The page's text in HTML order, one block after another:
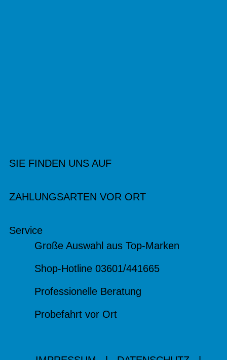
SIE FINDEN UNS AUF
ZAHLUNGSARTEN VOR ORT
Service
Große Auswahl aus Top-Marken
Shop-Hotline 03601/441665
Professionelle Beratung
Probefahrt vor Ort